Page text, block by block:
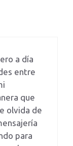
a día
entre
que
olvida de
para